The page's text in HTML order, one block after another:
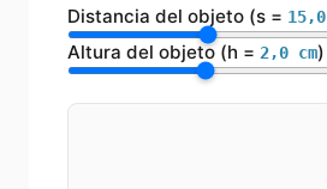
Distancia del objeto (s = 15,0
Altura del objeto (h = 2,0 cm)